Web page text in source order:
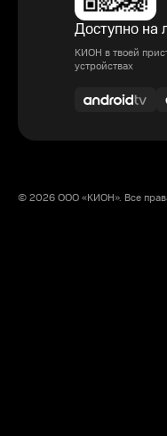
Доступно
КИОН в твоей
устройствах
© 2026 ООО «КИОН». Все